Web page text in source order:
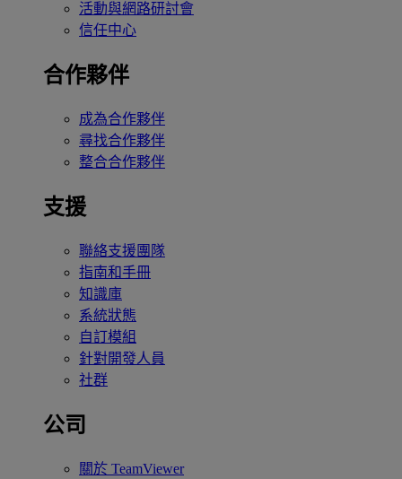
活動與網路研討會
信任中心
合作夥伴
成為合作夥伴
尋找合作夥伴
整合合作夥伴
支援
聯絡支援團隊
指南和手冊
知識庫
系統狀態
自訂模組
針對開發人員
社群
公司
關於 TeamViewer